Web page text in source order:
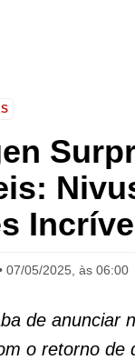
07/05/2025, às 06:00
de anunciar
o retorno